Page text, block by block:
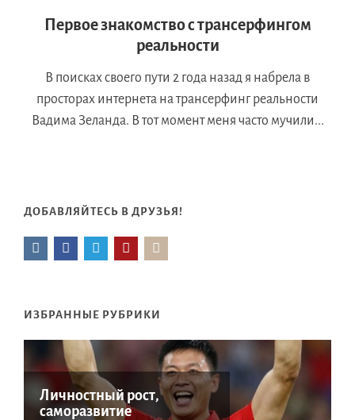
Первое знакомство с трансерфингом
реальности
В поисках своего пути 2 года назад я набрела в
просторах интернета на трансерфинг реальности
Вадима Зеланда. В тот момент меня часто мучили...
ДОБАВЛЯЙТЕСЬ В ДРУЗЬЯ!
ИЗБРАННЫЕ РУБРИКИ
Личностный рост,
саморазвитие